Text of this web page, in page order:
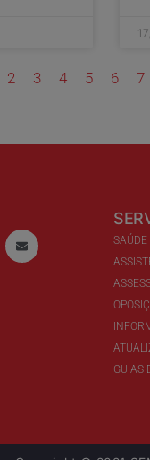
2 3 4 5 6 7
SAÚDE
GUIAS